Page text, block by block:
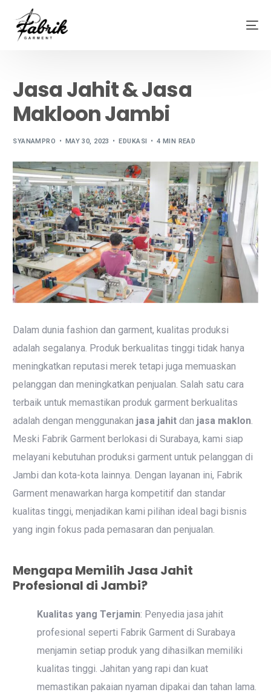
Jasa Jahit & Jasa
Makloon Jambi
SYANAMPRO MAY 30, 2023 EDUKASI 4 MIN READ
Dalam dunia fashion dan garment, kualitas produksi
adalah segalanya. Produk berkualitas tinggi tidak hanya
meningkatkan reputasi merek tetapi juga memuaskan
pelanggan dan meningkatkan penjualan. Salah satu cara
terbaik untuk memastikan produk garment berkualitas
adalah dengan menggunakan jasa jahit dan jasa maklon.
Meski Fabrik Garment berlokasi di Surabaya, kami siap
melayani kebutuhan produksi garment untuk pelanggan di
Jambi dan kota-kota lainnya. Dengan layanan ini, Fabrik
Garment menawarkan harga kompetitif dan standar
kualitas tinggi, menjadikan kami pilihan ideal bagi bisnis
yang ingin fokus pada pemasaran dan penjualan.
Mengapa Memilih Jasa Jahit
Profesional di Jambi?
Kualitas yang Terjamin: Penyedia jasa jahit
profesional seperti Fabrik Garment di Surabaya
menjamin setiap produk yang dihasilkan memiliki
kualitas tinggi. Jahitan yang rapi dan kuat
memastikan pakaian nyaman dipakai dan tahan lama.